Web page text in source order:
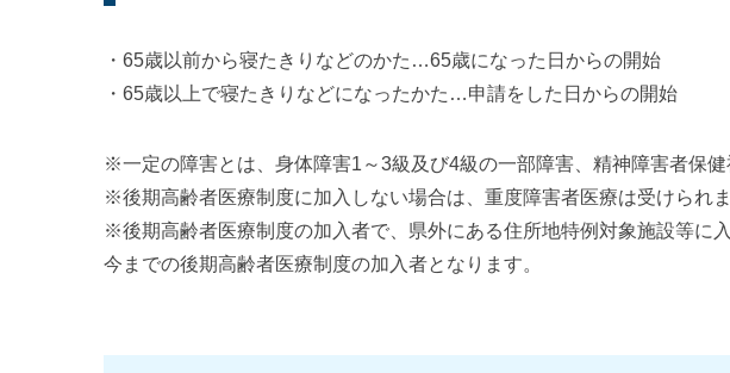
・65歳以前から寝たきりなどのかた…65歳になった日からの開始
・65歳以上で寝たきりなどになったかた…申請をした日からの開始
※一定の障害とは、身体障害1～3級及び4級の一部障害、精神障害者保健
※後期高齢者医療制度に加入しない場合は、重度障害者医療は受けられま
※後期高齢者医療制度の加入者で、県外にある住所地特例対象施設等に
今までの後期高齢者医療制度の加入者となります。